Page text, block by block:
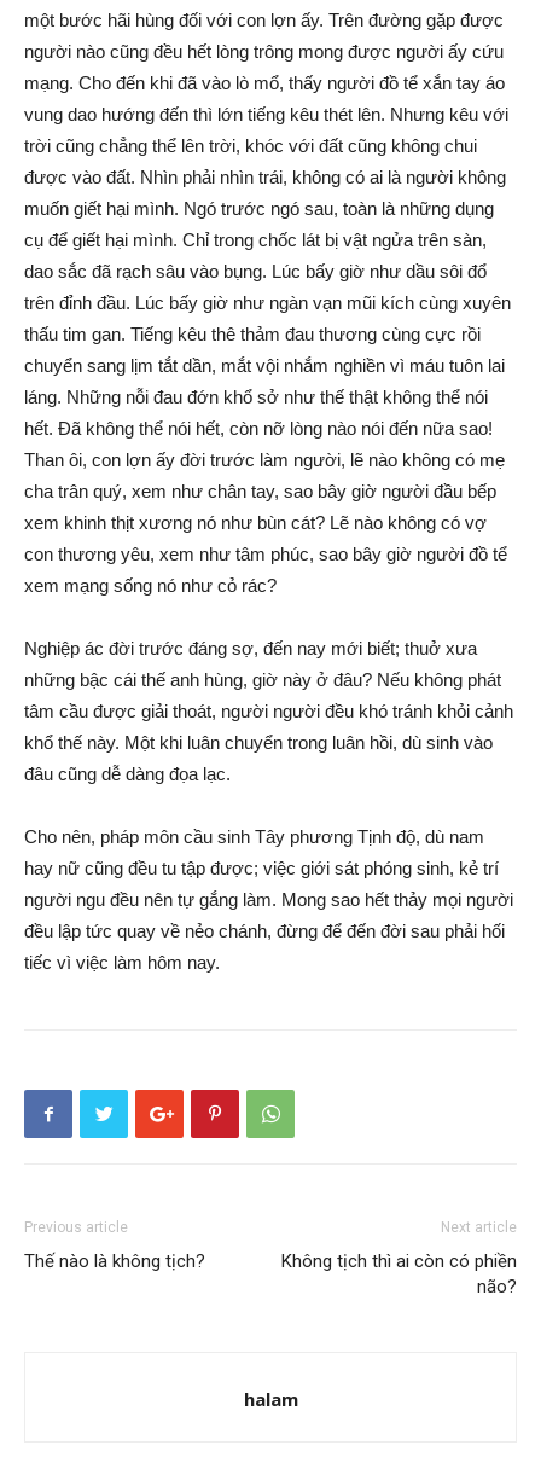
một bước hãi hùng đối với con lợn ấy. Trên đường gặp được
người nào cũng đều hết lòng trông mong được người ấy cứu
mạng. Cho đến khi đã vào lò mổ, thấy người đồ tể xắn tay áo
vung dao hướng đến thì lớn tiếng kêu thét lên. Nhưng kêu với
trời cũng chẳng thể lên trời, khóc với đất cũng không chui
được vào đất. Nhìn phải nhìn trái, không có ai là người không
muốn giết hại mình. Ngó trước ngó sau, toàn là những dụng
cụ để giết hại mình. Chỉ trong chốc lát bị vật ngửa trên sàn,
dao sắc đã rạch sâu vào bụng. Lúc bấy giờ như dầu sôi đổ
trên đỉnh đầu. Lúc bấy giờ như ngàn vạn mũi kích cùng xuyên
thấu tim gan. Tiếng kêu thê thảm đau thương cùng cực rồi
chuyển sang lịm tắt dần, mắt vội nhắm nghiền vì máu tuôn lai
láng. Những nỗi đau đớn khổ sở như thế thật không thể nói
hết. Đã không thể nói hết, còn nỡ lòng nào nói đến nữa sao!
Than ôi, con lợn ấy đời trước làm người, lẽ nào không có mẹ
cha trân quý, xem như chân tay, sao bây giờ người đầu bếp
xem khinh thịt xương nó như bùn cát? Lẽ nào không có vợ
con thương yêu, xem như tâm phúc, sao bây giờ người đồ tể
xem mạng sống nó như cỏ rác?
Nghiệp ác đời trước đáng sợ, đến nay mới biết; thuở xưa
những bậc cái thế anh hùng, giờ này ở đâu? Nếu không phát
tâm cầu được giải thoát, người người đều khó tránh khỏi cảnh
khổ thế này. Một khi luân chuyển trong luân hồi, dù sinh vào
đâu cũng dễ dàng đọa lạc.
Cho nên, pháp môn cầu sinh Tây phương Tịnh độ, dù nam
hay nữ cũng đều tu tập được; việc giới sát phóng sinh, kẻ trí
người ngu đều nên tự gắng làm. Mong sao hết thảy mọi người
đều lập tức quay về nẻo chánh, đừng để đến đời sau phải hối
tiếc vì việc làm hôm nay.
Previous article
Thế nào là không tịch?
Next article
Không tịch thì ai còn có phiền
não?
halam